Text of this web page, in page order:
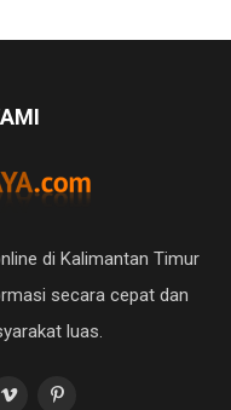
di Kalimantan Timur
secara cepat dan
luas.